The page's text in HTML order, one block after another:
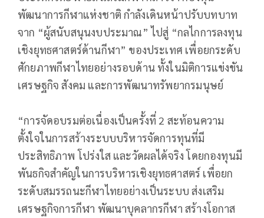
พัฒนาการกีฬาแห่งชาติ กำลังเดินหน้าปรับบทบาท
จาก “ผู้สนับสนุนงบประมาณ” ไปสู่ “กลไกการลงทุน
เชิงยุทธศาสตร์ด้านกีฬา” ของประเทศ เพื่อยกระดับ
ศักยภาพกีฬาไทยอย่างรอบด้าน ทั้งในมิติการแข่งขัน
เศรษฐกิจ สังคม และการพัฒนาทรัพยากรมนุษย์
“การจัดอบรมต่อเนื่องเป็นครั้งที่ 2 สะท้อนความ
ตั้งใจในการสร้างระบบบริหารจัดการทุนที่มี
ประสิทธิภาพ โปร่งใส และวัดผลได้จริง โดยกองทุนมี
พันธกิจสำคัญในการบริหารเชิงยุทธศาสตร์ เพื่อยก
ระดับสมรรถนะกีฬาไทยอย่างเป็นระบบ ส่งเสริม
เศรษฐกิจการกีฬา พัฒนาบุคลากรกีฬา สร้างโอกาส